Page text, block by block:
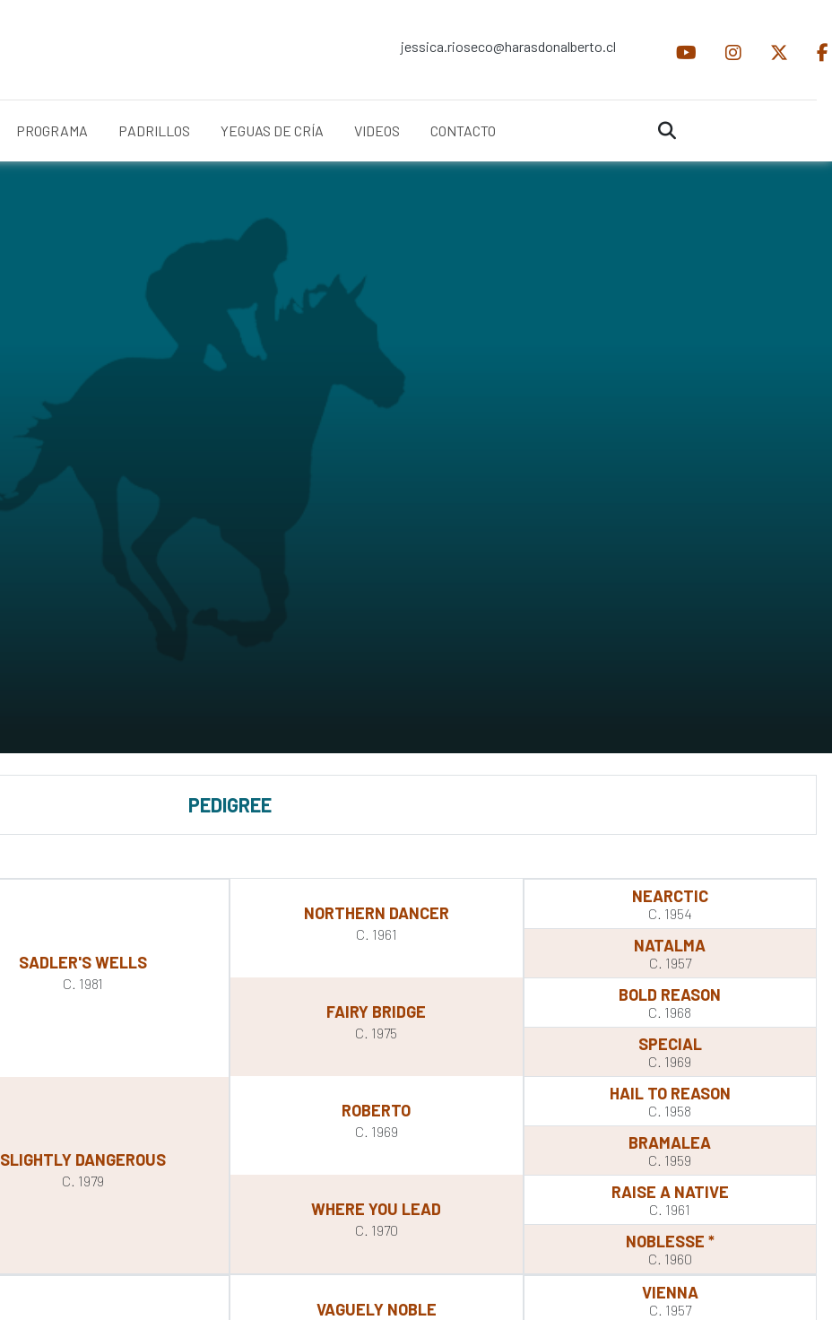
jessica.rioseco@harasdonalberto.cl
PROGRAMA PADRILLOS YEGUAS DE CRÍA VIDEOS CONTACTO
PEDIGREE
SADLER'S WELLS
C. 1981
SLIGHTLY DANGEROUS
C. 1979
NORTHERN DANCER
C. 1961
FAIRY BRIDGE
C. 1975
ROBERTO
C. 1969
WHERE YOU LEAD
C. 1970
NEARCTIC
C. 1954
NATALMA
C. 1957
BOLD REASON
C. 1968
SPECIAL
C. 1969
HAIL TO REASON
C. 1958
BRAMALEA
C. 1959
RAISE A NATIVE
C. 1961
NOBLESSE *
C. 1960
VAGUELY NOBLE
VIENNA
C. 1957